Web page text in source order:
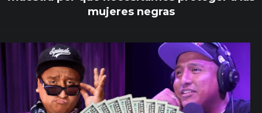
mujeres negras